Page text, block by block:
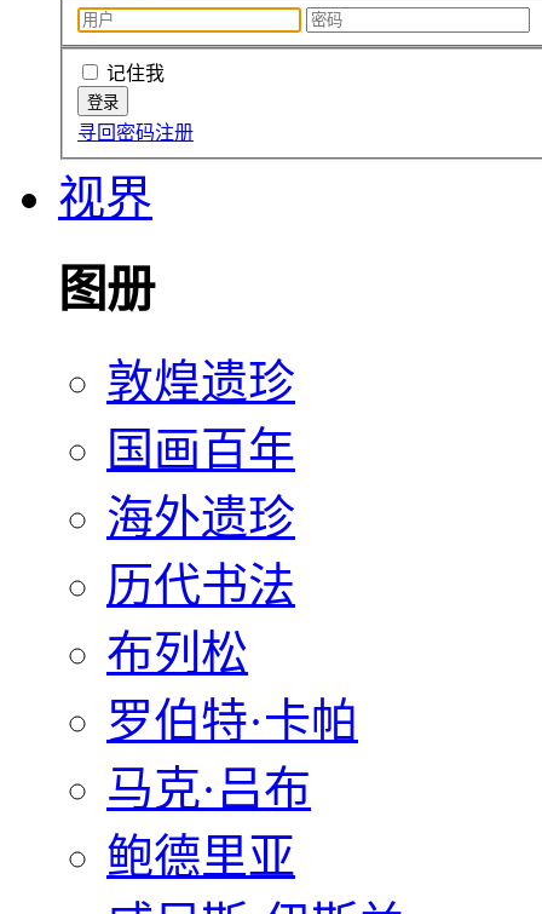
记住我
寻回密码注册
视界
图册
敦煌遗珍
国画百年
海外遗珍
历代书法
布列松
罗伯特·卡帕
马克·吕布
鲍德里亚